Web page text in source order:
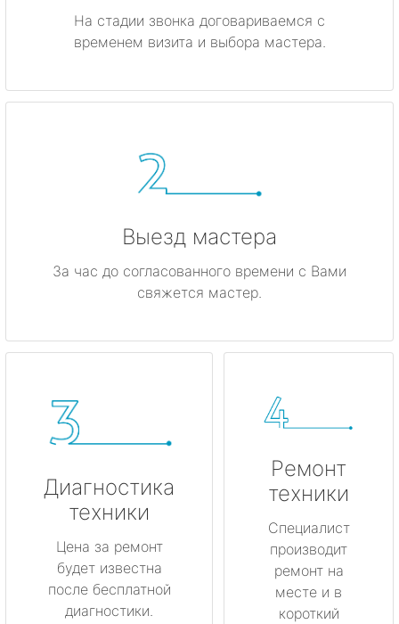
На стадии звонка договариваемся с
временем визита и выбора мастера.
Выезд мастера
За час до согласованного времени с Вами
свяжется мастер.
Диагностика
техники
Цена за ремонт
будет известна
после бесплатной
диагностики.
Ремонт
техники
Специалист
производит
ремонт на
месте и в
короткий